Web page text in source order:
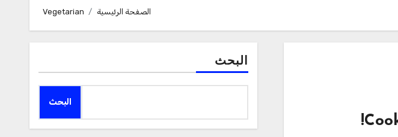
الصفحة الرئيسية Vegetarian
البحث
البحث